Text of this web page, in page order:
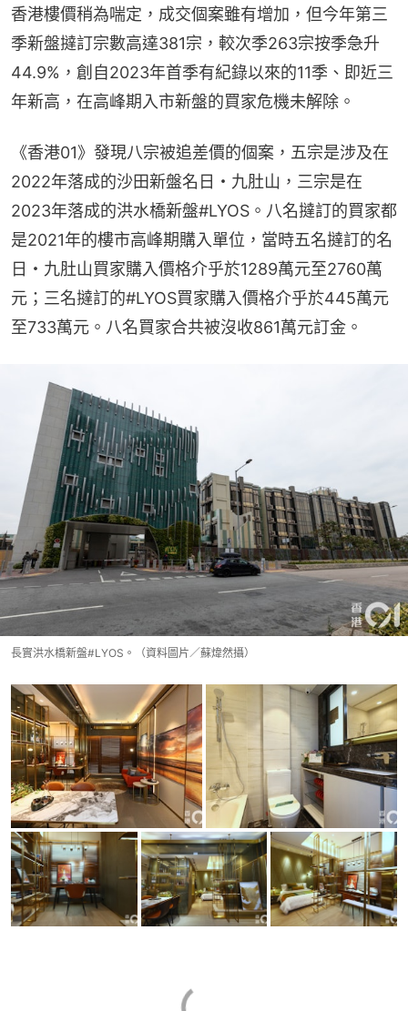
香港樓價稍為喘定，成交個案雖有增加，但今年第三
季新盤撻訂宗數高達381宗，較次季263宗按季急升
44.9%，創自2023年首季有紀錄以來的11季、即近三
年新高，在高峰期入市新盤的買家危機未解除。
《香港01》發現八宗被追差價的個案，五宗是涉及在
2022年落成的沙田新盤名日・九肚山，三宗是在
2023年落成的洪水橋新盤#LYOS。八名撻訂的買家都
是2021年的樓市高峰期購入單位，當時五名撻訂的名
日・九肚山買家購入價格介乎於1289萬元至2760萬
元；三名撻訂的#LYOS買家購入價格介乎於445萬元
至733萬元。八名買家合共被沒收861萬元訂金。
長實洪水橋新盤#LYOS。（資料圖片／蘇煒然攝）